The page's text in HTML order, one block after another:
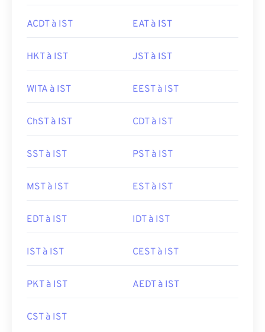
ACDT à IST EAT à IST
HKT à IST JST à IST
WITA à IST EEST à IST
ChST à IST CDT à IST
SST à IST PST à IST
MST à IST EST à IST
EDT à IST IDT à IST
IST à IST CEST à IST
PKT à IST AEDT à IST
CST à IST